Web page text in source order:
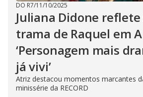
DO R7/11/10/2025
Juliana Didone
trama de Raquel em A
‘Personagem mais
já vivi’
Atriz destacou momentos marcantes
minissérie da RECORD